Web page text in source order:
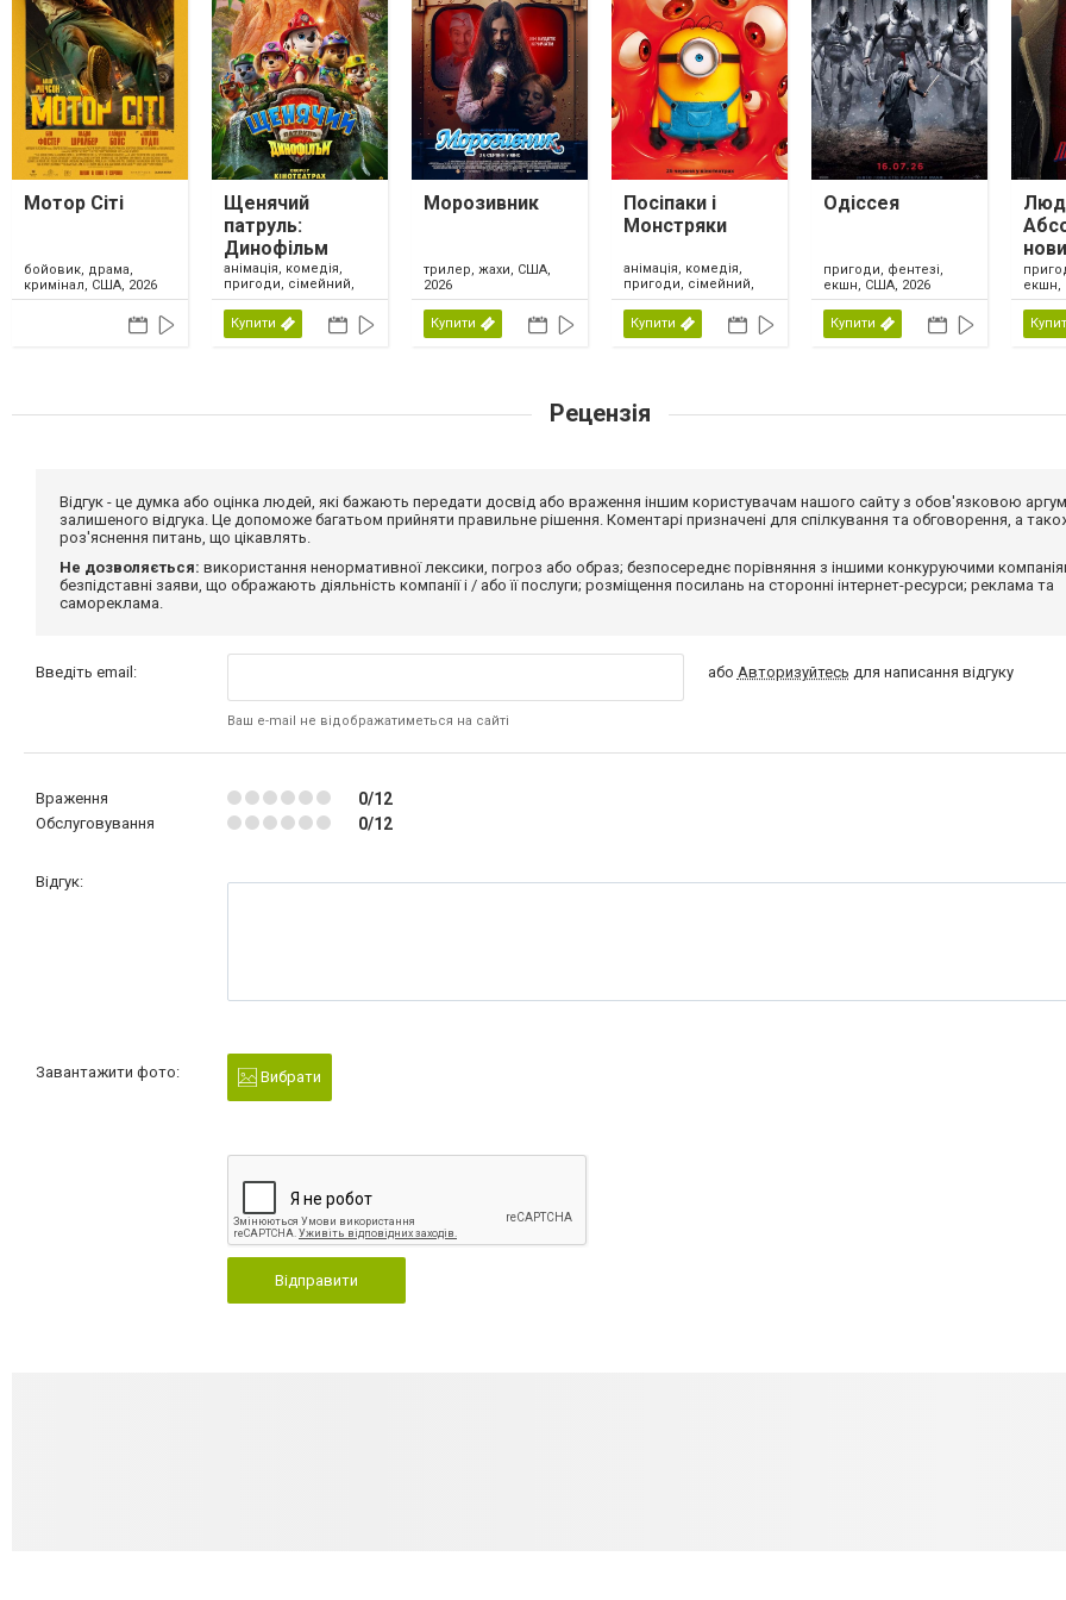
Мотор Сіті
бойовик, драма,
кримінал, США, 2026
Щенячий
патруль:
Динофільм
анімація, комедія,
пригоди, сімейний,
США, 2026
Купити
Морозивник
трилер, жахи, США,
2026
Купити
Посіпаки і
Монстряки
анімація, комедія,
пригоди, сімейний,
США, 2026
Купити
Одіссея
пригоди, фентезі,
екшн, США, 2026
Купити
екшн,
Рецензія
Відгук - це думка або оцінка людей, які бажають передати досвід або враження іншим користувачам нашого сайту з обов'язковою
залишеного відгука. Це допоможе багатьом прийняти правильне рішення. Коментарі призначені для спілкування та обговорення, а
роз'яснення питань, що цікавлять.
Не дозволяється: використання ненормативної лексики, погроз або образ; безпосереднє порівняння з іншими конкуруючими
безпідставні заяви, що ображають діяльність компанії і / або її послуги; розміщення посилань на сторонні інтернет-ресурси; реклама та
самореклама.
Введіть email:
Ваш e-mail не відображатиметься на сайті
або Авторизуйтесь для написання відгуку
Враження 0/12
Обслуговування 0/12
Відгук:
Завантажити фото: Вибрати
Відправити